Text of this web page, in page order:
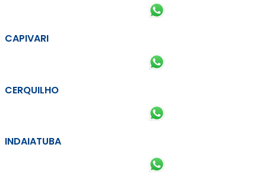
CAPIVARI
CERQUILHO
INDAIATUBA